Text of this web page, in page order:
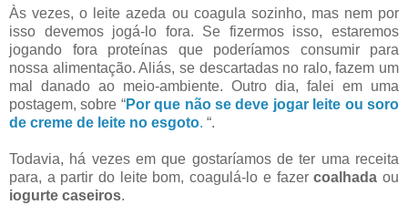
Às vezes, o leite azeda ou coagula sozinho, mas nem por
isso devemos jogá-lo fora. Se fizermos isso, estaremos
jogando fora proteínas que poderíamos consumir para
nossa alimentação. Aliás, se descartadas no ralo, fazem um
mal danado ao meio-ambiente. Outro dia, falei em uma
postagem, sobre “Por que não se deve jogar leite ou soro
de creme de leite no esgoto. “.
Todavia, há vezes em que gostaríamos de ter uma receita
para, a partir do leite bom, coagulá-lo e fazercoalhada ou
iogurte caseiros.